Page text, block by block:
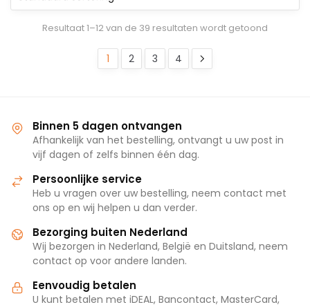
Resultaat 1–12 van de 39 resultaten wordt getoond
1 2 3 4
Binnen 5 dagen ontvangen
Afhankelijk van het bestelling, ontvangt u uw post in
vijf dagen of zelfs binnen één dag.
Persoonlijke service
Heb u vragen over uw bestelling, neem contact met
ons op en wij helpen u dan verder.
Bezorging buiten Nederland
Wij bezorgen in Nederland, België en Duitsland, neem
contact op voor andere landen.
Eenvoudig betalen
U kunt betalen met iDEAL, Bancontact, MasterCard,